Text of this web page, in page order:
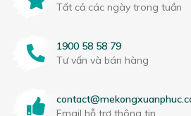
Tất cả các ngày trong tuần
1900 58 58 79
Tư vấn và bán hàng
Email hỗ trợ thông tin